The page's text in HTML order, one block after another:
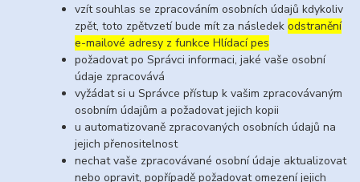
vzít souhlas se zpracováním osobních údajů kdykoliv
zpět, toto zpětvzetí bude mít za následekodstranění
e-mailové adresy z funkce Hlídací pes
požadovat po Správci informaci, jaké vaše osobní
údaje zpracovává
vyžádat si u Správce přístup k vašim zpracovávaným
osobním údajům a požadovat jejich kopii
u automatizovaně zpracovaných osobních údajů na
jejich přenositelnost
nechat vaše zpracovávané osobní údaje aktualizovat
nebo opravit, popřípadě požadovat omezení jejich